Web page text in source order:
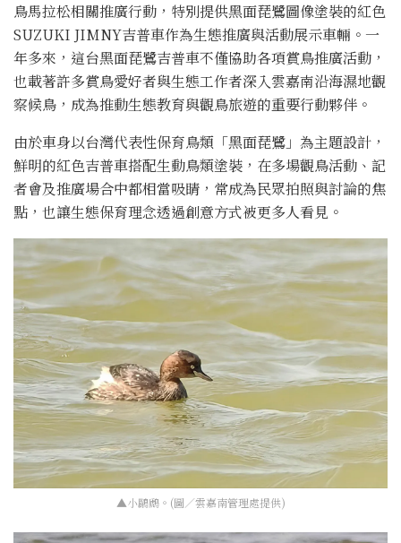
鳥馬拉松相關推廣行動，特別提供黑面琵鷺圖像塗裝的紅色
SUZUKI JIMNY吉普車作為生態推廣與活動展示車輛。一
年多來，這台黑面琵鷺吉普車不僅協助各項賞鳥推廣活動，
也載著許多賞鳥愛好者與生態工作者深入雲嘉南沿海濕地觀
察候鳥，成為推動生態教育與觀鳥旅遊的重要行動夥伴。
由於車身以台灣代表性保育鳥類「黑面琵鷺」為主題設計，
鮮明的紅色吉普車搭配生動鳥類塗裝，在多場觀鳥活動、記
者會及推廣場合中都相當吸睛，常成為民眾拍照與討論的焦
點，也讓生態保育理念透過創意方式被更多人看見。
▲小鸊鷉。(圖／雲嘉南管理處提供)